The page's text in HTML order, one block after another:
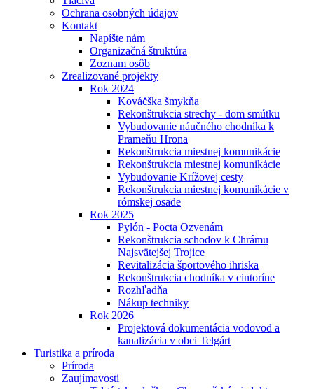
Ochrana osobných údajov
Kontakt
Napíšte nám
Organizačná štruktúra
Zoznam osôb
Zrealizované projekty
Rok 2024
Kováčška šmykňa
Rekonštrukcia strechy - dom smútku
Vybudovanie náučného chodníka k
Prameňu Hrona
Rekonštrukcia miestnej komunikácie
Rekonštrukcia miestnej komunikácie
Vybudovanie Krížovej cesty
Rekonštrukcia miestnej komunikácie v
rómskej osade
Rok 2025
Pylón - Pocta Ozvenám
Rekonštrukcia schodov k Chrámu
Najsvätejšej Trojice
Revitalizácia športového ihriska
Rekonštrukcia chodníka v cintoríne
Rozhľadňa
Nákup techniky
Rok 2026
Projektová dokumentácia vodovod a
kanalizácia v obci Telgárt
Turistika a príroda
Príroda
Zaujímavosti